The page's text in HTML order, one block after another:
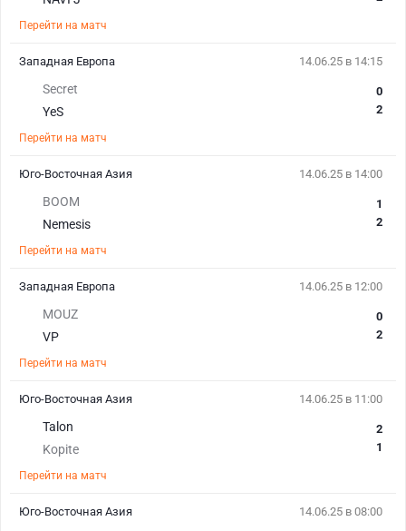
Перейти на матч
14.06.25 в 14:15
Secret
YeS
0
2
Перейти на матч
Западная Европа
14.06.25 в 14:00
BOOM
Nemesis
1
2
Перейти на матч
Юго-Восточная Азия
14.06.25 в 12:00
MOUZ
VP
0
2
Перейти на матч
Западная Европа
14.06.25 в 11:00
Talon
Kopite
2
1
Перейти на матч
Юго-Восточная Азия
14.06.25 в 08:00
Юго-Восточная Азия